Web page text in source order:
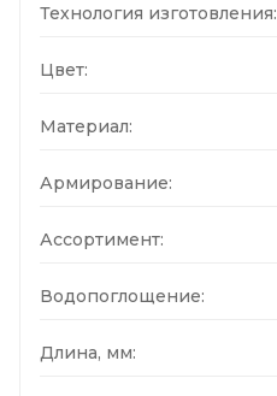
Технология изготовления:
Цвет:
Материал:
Армирование:
Ассортимент:
Водопоглощение:
Длина, мм: